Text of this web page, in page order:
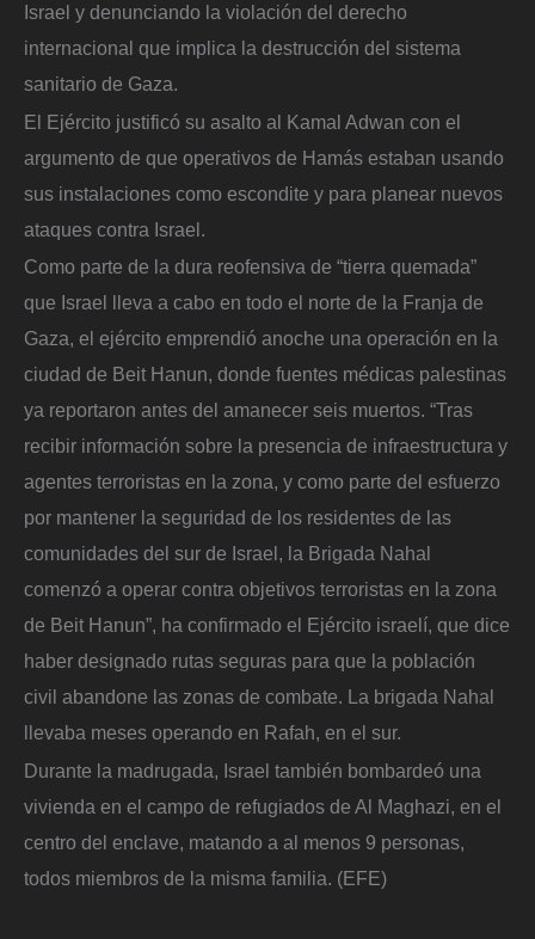
Israel y denunciando la violación del derecho
internacional que implica la destrucción del sistema
sanitario de Gaza.
El Ejército justificó su asalto al Kamal Adwan con el
argumento de que operativos de Hamás estaban usando
sus instalaciones como escondite y para planear nuevos
ataques contra Israel.
Como parte de la dura reofensiva de “tierra quemada”
que Israel lleva a cabo en todo el norte de la Franja de
Gaza, el ejército emprendió anoche una operación en la
ciudad de Beit Hanun, donde fuentes médicas palestinas
ya reportaron antes del amanecer seis muertos. “Tras
recibir información sobre la presencia de infraestructura y
agentes terroristas en la zona, y como parte del esfuerzo
por mantener la seguridad de los residentes de las
comunidades del sur de Israel, la Brigada Nahal
comenzó a operar contra objetivos terroristas en la zona
de Beit Hanun”, ha confirmado el Ejército israelí, que dice
haber designado rutas seguras para que la población
civil abandone las zonas de combate. La brigada Nahal
llevaba meses operando en Rafah, en el sur.
Durante la madrugada, Israel también bombardeó una
vivienda en el campo de refugiados de Al Maghazi, en el
centro del enclave, matando a al menos 9 personas,
todos miembros de la misma familia. (EFE)